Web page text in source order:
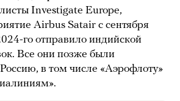
Investigate Europe,
Airbus Satair с сентября
го отправило индийской
Все они позже были
в том числе «Аэрофлоту»